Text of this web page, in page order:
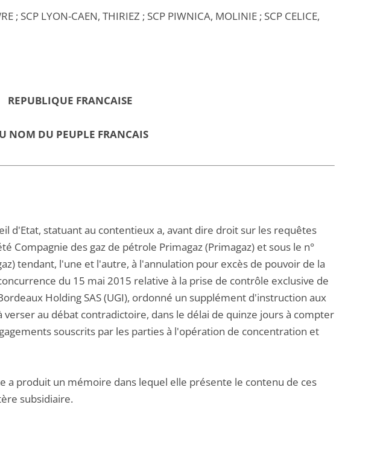
; SCP LYON-CAEN, THIRIEZ ; SCP PIWNICA, MOLINIE ; SCP CELICE,
REPUBLIQUE FRANCAISE
NOM DU PEUPLE FRANCAIS
d'Etat, statuant au contentieux a, avant dire droit sur les requêtes
Compagnie des gaz de pétrole Primagaz (Primagaz) et sous le n°
tendant, l'une et l'autre, à l'annulation pour excès de pouvoir de la
du 15 mai 2015 relative à la prise de contrôle exclusive de
Holding SAS (UGI), ordonné un supplément d'instruction aux
au débat contradictoire, dans le délai de quinze jours à compter
souscrits par les parties à l'opération de concentration et
a produit un mémoire dans lequel elle présente le contenu de ces
subsidiaire.